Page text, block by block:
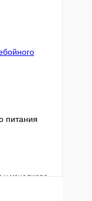
питания
у менеджера